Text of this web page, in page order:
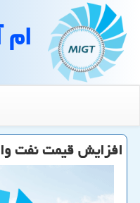
افزایش قیمت نفت